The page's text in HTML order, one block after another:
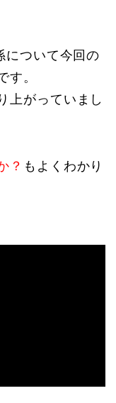
について今回の
す。
上がっていまし
？ もよくわかり